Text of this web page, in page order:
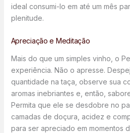
ideal consumi-lo em até um mês
plenitude.
Apreciação e Meditação
Mais do que um simples vinho, o
experiência. Não o apresse.
quantidade na taça, observe sua
aromas inebriantes e, então,
Permita que ele se desdobre no
camadas de doçura, acidez e
para ser apreciado em momentos